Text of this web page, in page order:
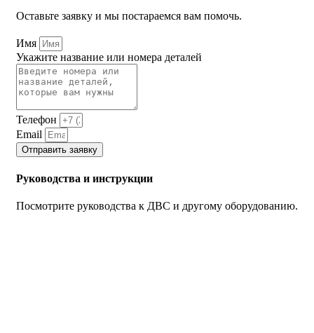
Оставьте заявку и мы постараемся вам помочь.
Имя
Укажите название или номера деталей
Телефон
Email
Отправить заявку
Руководства и инструкции
Посмотрите руководства к ДВС и другому оборудованию.